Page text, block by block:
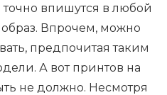
впишутся в любой
Впрочем, можно
предпочитая таким
А вот принтов на
не должно. Несмотря